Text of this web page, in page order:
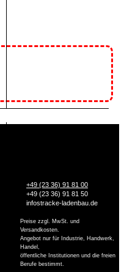
+49 (23 36) 91 81 00
+49 (23 36) 91 81 50
infostracke-ladenbau.de
Preise zzgl. MwSt. und
Versandkosten.
Angebot nur für Industrie, Handwerk,
Handel,
öffentliche Institutionen und die freien
Berufe bestimmt.